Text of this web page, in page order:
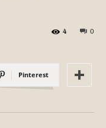
0
4
Pinterest